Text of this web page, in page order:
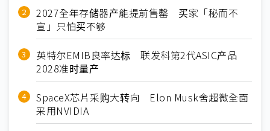
2027全年存储器产能提前售罄 买家「秘而不
宣」只怕买不够
英特尔EMIB良率达标 联发科第2代ASIC产品
2028准时量产
SpaceX芯片采购大转向 Elon Musk舍超微全面
采用NVIDIA